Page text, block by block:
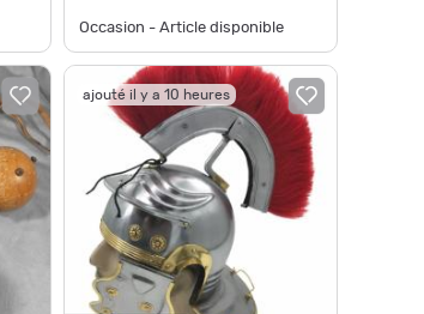
Occasion - Article disponible
ajouté il y a 10 heures